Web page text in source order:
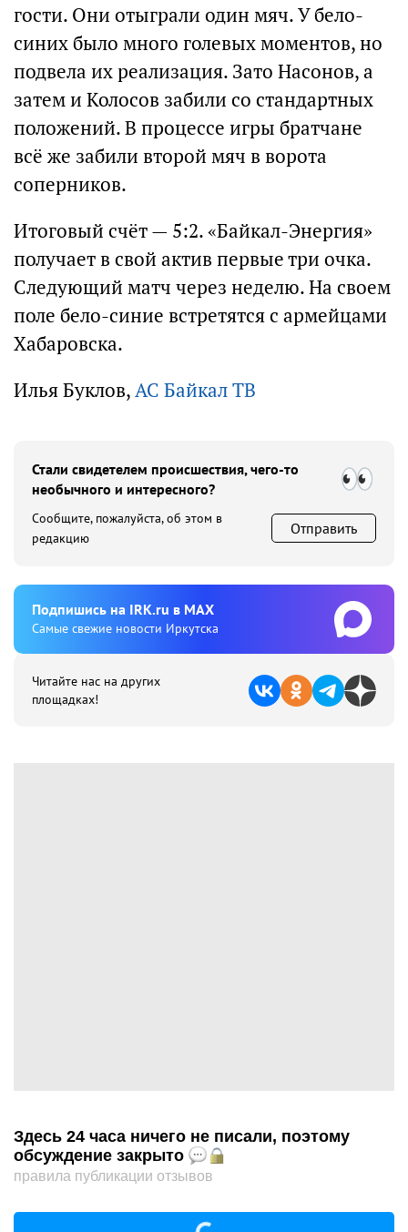
гости. Они отыграли один мяч. У бело-
синих было много голевых моментов, но
подвела их реализация. Зато Насонов, а
затем и Колосов забили со стандартных
положений. В процессе игры братчане
всё же забили второй мяч в ворота
соперников.
Итоговый счёт — 5:2. «Байкал-Энергия»
получает в свой актив первые три очка.
Следующий матч через неделю. На своем
поле бело-синие встретятся с армейцами
Хабаровска.
Илья Буклов,АС Байкал ТВ
Стали свидетелем происшествия, чего-то
необычного и интересного?
Сообщите, пожалуйста, об этом в
редакцию
Отправить
Подпишиcь на IRK.ru в MAX
Cамые свежие новости Иркутска
Читайте нас на других
площадках!
Здесь 24 часа ничего не писали, поэтому
обсуждение закрыто
правила публикации отзывов